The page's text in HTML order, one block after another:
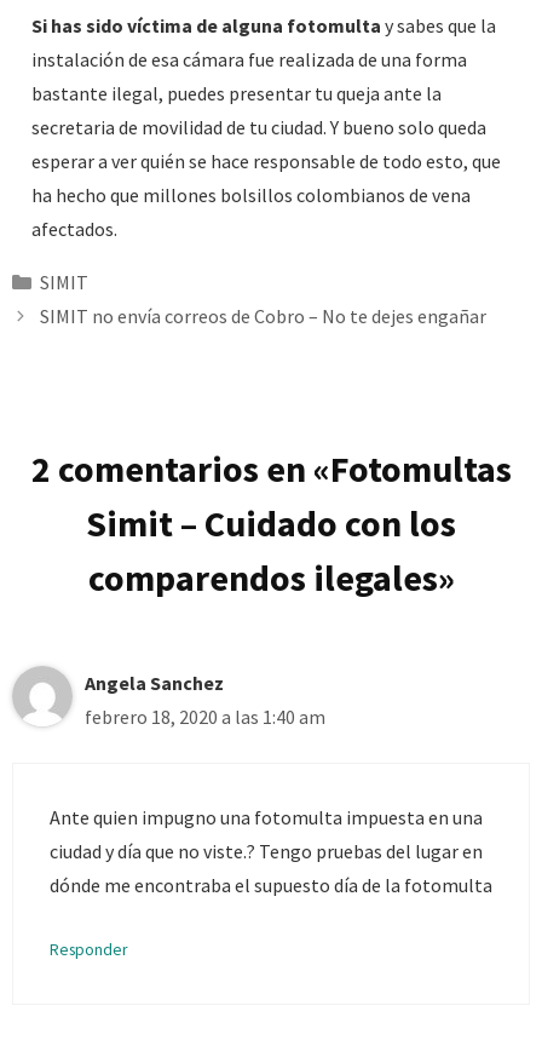
Si has sido víctima de alguna fotomulta y sabes que la
instalación de esa cámara fue realizada de una forma
bastante ilegal, puedes presentar tu queja ante la
secretaria de movilidad de tu ciudad. Y bueno solo queda
esperar a ver quién se hace responsable de todo esto, que
ha hecho que millones bolsillos colombianos de vena
afectados.
Categorías
SIMIT
SIMIT no envía correos de Cobro – No te dejes engañar
2 comentarios en «Fotomultas
Simit – Cuidado con los
comparendos ilegales»
Angela Sanchez
febrero 18, 2020 a las 1:40 am
Ante quien impugno una fotomulta impuesta en una
ciudad y día que no viste.? Tengo pruebas del lugar en
dónde me encontraba el supuesto día de la fotomulta
Responder